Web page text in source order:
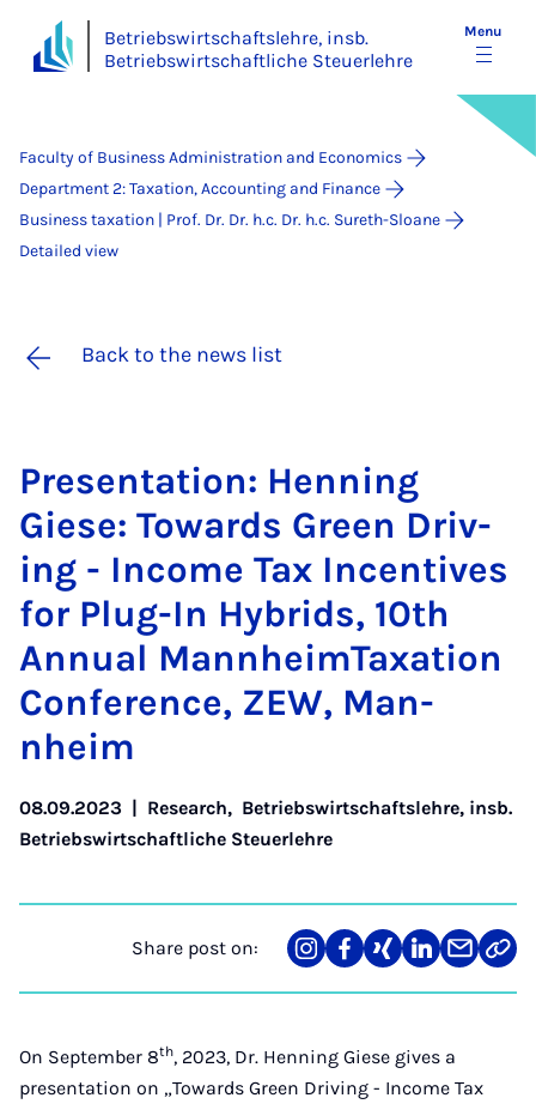
Betriebswirtschaftslehre, insb.
Betriebswirtschaftliche Steuerlehre
Menu
Faculty of Business Administration and Economics
Department 2: Taxation, Accounting and Finance
Business taxation | Prof. Dr. Dr. h.c. Dr. h.c. Sureth-Sloane
Detailed view
Back to the news list
Present­a­tion: Hen­ning
Giese: To­wards Green Driv­
ing - In­come Tax In­cent­ives
for Plug-In Hy­brids, 10th
An­nu­al Man­nheimTax­a­tion
Con­fer­ence, ZEW, Man­
nheim
08.09.2023 | Research, Betriebswirtschaftslehre, insb.
Betriebswirtschaftliche Steuerlehre
Share post on:
Share
on
Teilen
auf
Teilen
auf
Teilen
auf
Teilen
über
Link
On September 8th, 2023, Dr. Henning Giese gives a
presentation on „Towards Green Driving - Income Tax